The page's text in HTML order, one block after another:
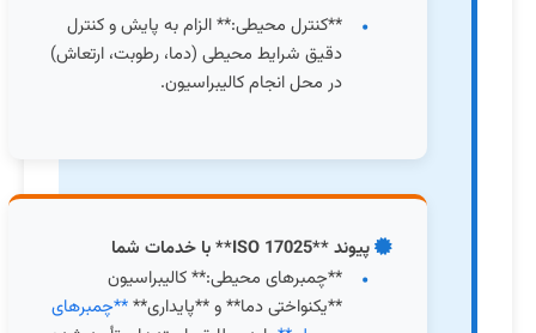
**کنترل محیطی:** الزام به پایش و کنترل
دقیق شرایط محیطی (دما، رطوبت، ارتعاش)
در محل انجام کالیبراسیون.
پیوند **ISO 17025** با خدمات شما
**چمبرهای محیطی:** کالیبراسیون
**یکنواختی دما** و **پایداری****چمبرهای